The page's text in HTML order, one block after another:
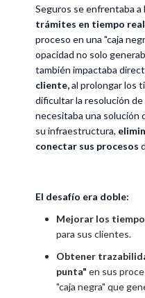
Seguros se enfrentaba a
trámites en tiempo
proceso en una "caja
opacidad no solo
también impactaba
cliente,al prolongar los
dificultar la resolución de
necesitaba una solución
su infraestructura,
conectar sus procesos
El desafío era doble:
Mejorar los
para sus clientes.
Obtener
punta" en sus
"caja negra" que